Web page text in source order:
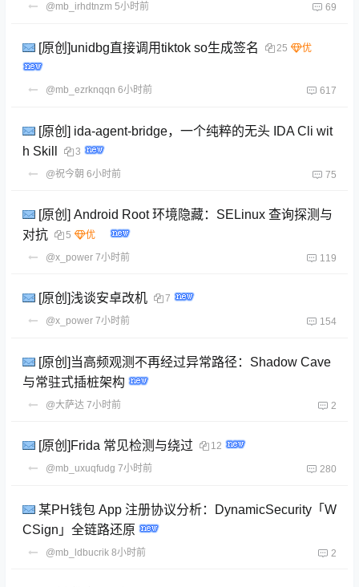
@mb_irhdtnzm 5小时前 69
[原创]unidbg直接调用tiktok so生成签名 25
@mb_ezrknqqn 6小时前 617
[原创] ida-agent-bridge，一个纯粹的无头 IDA Cli wit
h Skill
3
@祝今朝 6小时前 75
[原创] Android Root 环境隐藏：SELinux 查询探测与
对抗
5
@x_power 7小时前 119
[原创]浅谈安卓改机
7
@x_power 7小时前 154
[原创]当高频观测不再经过异常路径：Shadow Cave
与常驻式插桩架构
@大萨达 7小时前 2
[原创]Frida 常见检测与绕过
12
@mb_uxuqfudg 7小时前 280
某PH钱包 App 注册协议分析：DynamicSecurity「W
CSign」全链路还原
@mb_ldbucrik 8小时前 2